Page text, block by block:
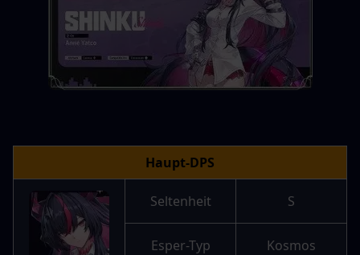
Haupt-DPS
Seltenheit S
Esper-Typ Kosmos